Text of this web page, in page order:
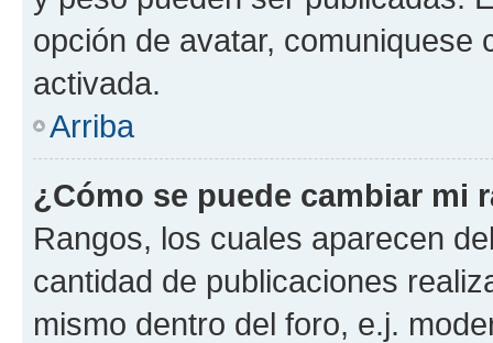
opción de avatar, comuniquese
activada.
Arriba
¿Cómo se puede cambiar mi
Rangos, los cuales aparecen
cantidad de publicaciones
mismo dentro del foro, e.j.